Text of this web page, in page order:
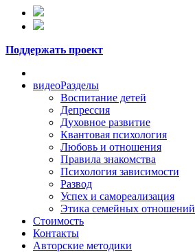
Поддержать проект
видеоРазделы
Воспитание детей
Депрессия
Духовное развитие
Квантовая психология
Любовь и отношения
Правила знакомства
Психология зависимости
Развод
Успех и самореализация
Этика семейных отношений
Стоимость
Контакты
Авторские методики